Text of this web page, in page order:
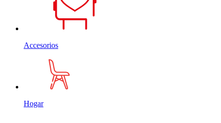
Accesorios
Hogar